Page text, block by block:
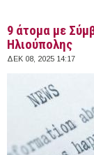
9 άτομα με
Ηλιούπολης
ΔΕΚ 08, 2025 14:17